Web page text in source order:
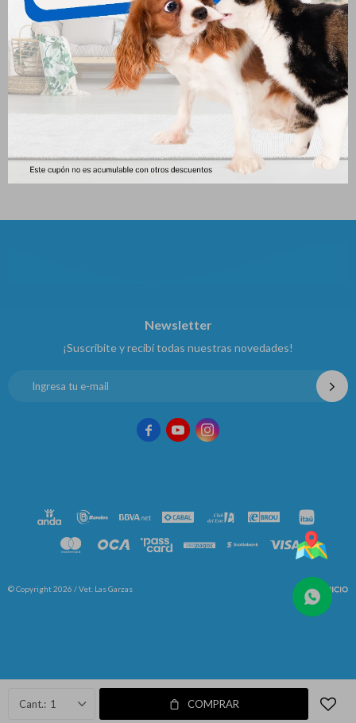
1 COMPRAR
Monge Perro Adult Rabbit 2.5
Monge Perro Adult Pork 2.5
Kg
1.688
Newsletter
¡Suscribite y recibí todas nuestras novedades!
  
© Copyright 2026 / Vet. Las Garzas
Fenicio